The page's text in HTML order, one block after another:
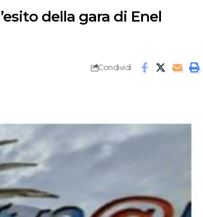
della gara di Enel
Condividi